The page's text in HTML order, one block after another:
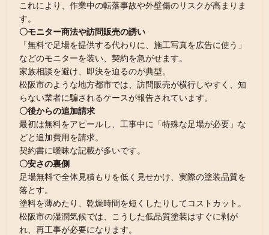
これにより、作業中の転落事故や外壁傷のリスクが高まりま
す。
〇モニター商法や訪問販売の誘い
「無料で足場を提供する代わりに、施工写真を広告に使う」
などのモニターを装い、契約を急がせます。
家族相談を避け、即決を迫るのが典型。
松阪市のような地方都市では、訪問販売が横行しやすく、知
らない業者に騙されるケースが報告されています。
〇後からの追加請求
最初は無料をアピールし、工事中に「特殊な足場が必要」な
どと追加費用を請求。
契約書に曖昧な記載が多いです。
〇安さの裏側
足場無料で全体見積もりを低く見せかけ、実際の塗装品質を
落とす。
塗料を薄めたり、乾燥時間を短くしたりしてコストカット。
松阪市の湿潤気候では、こうした低品質塗装はすぐに剥が
れ、再工事が必要になります。